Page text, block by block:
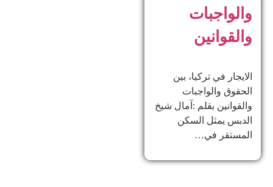
والواجبات
والقوانين
الايجار في تركيا، بين
الحقوق والواجبات
والقوانين بقلم :آمال شيخ
الدبس يمثل السكن
المستقر في…